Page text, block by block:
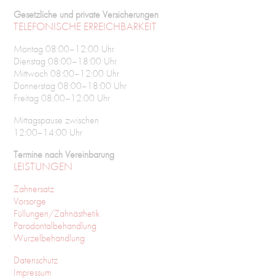
Gesetzliche und private Versicherungen
TELEFONISCHE ERREICHBARKEIT
Montag 08:00–12:00 Uhr
Dienstag 08:00–18:00 Uhr
Mittwoch 08:00–12:00 Uhr
Donnerstag 08:00–18:00 Uhr
Freitag 08:00–12:00 Uhr
Mittagspause zwischen
12:00–14:00 Uhr
Termine nach Vereinbarung
LEISTUNGEN
Zahnersatz
Vorsorge
Füllungen/Zahnästhetik
Parodontalbehandlung
Wurzelbehandlung
Datenschutz
Impressum